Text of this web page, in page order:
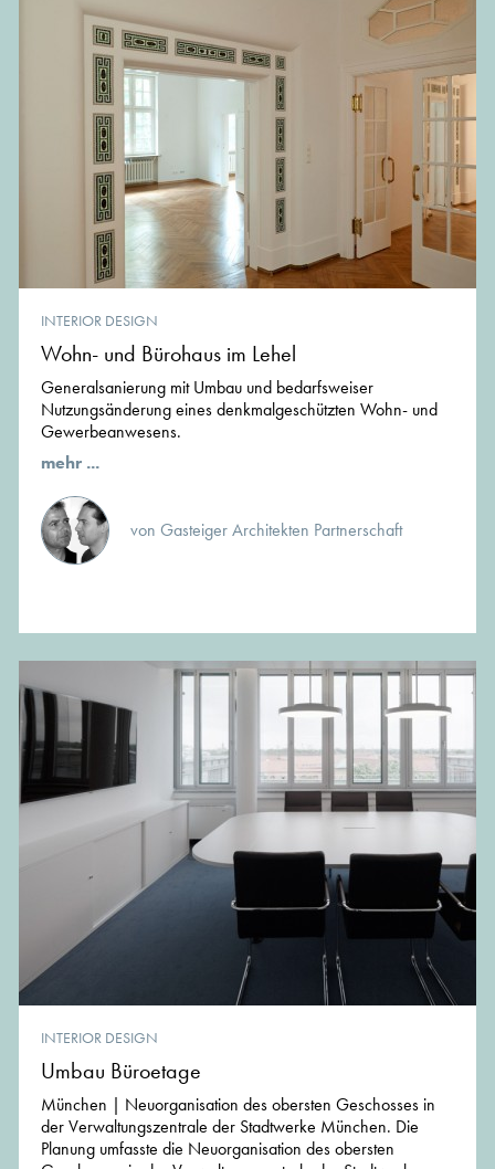
INTERIOR DESIGN
Wohn- und Bürohaus im Lehel
Generalsanierung mit Umbau und bedarfsweiser
Nutzungsänderung eines denkmalgeschützten Wohn- und
Gewerbeanwesens.
mehr ...
von Gasteiger Architekten Partnerschaft
INTERIOR DESIGN
Umbau Büroetage
München | Neuorganisation des obersten Geschosses in
der Verwaltungszentrale der Stadtwerke München. Die
Planung umfasste die Neuorganisation des obersten